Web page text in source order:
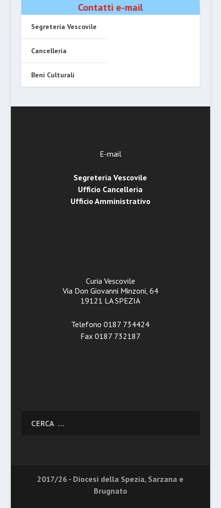
Contatti e-mail
Segreteria Vescovile
Cancelleria
Beni Culturali
E-mail
Segreteria Vescovile
Ufficio Cancelleria
Ufficio Amministrativo
Curia Vescovile
Via Don Giovanni Minzoni, 64
19121 LA SPEZIA
Telefono 0187 734424
Fax 0187 732187
2017/26 - Diocesi della Spezia, Sarzana e
Brugnato